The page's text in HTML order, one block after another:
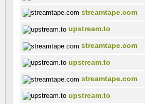
streamtape.com
upstream.to
streamtape.com
upstream.to
streamtape.com
upstream.to